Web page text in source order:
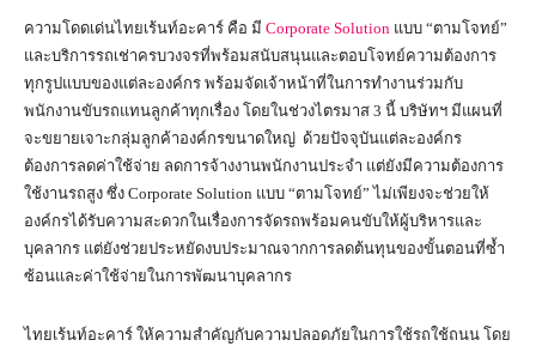
ความโดดเด่นไทยเร้นท์อะคาร์ คือ มี Corporate Solution แบบ “ตามโจทย์”
และบริการรถเช่าครบวงจรที่พร้อมสนับสนุนและตอบโจทย์ความต้องการ
ทุกรูปแบบของแต่ละองค์กร พร้อมจัดเจ้าหน้าที่ในการทำงานร่วมกับ
พนักงานขับรถแทนลูกค้าทุกเรื่อง โดยในช่วงไตรมาส 3 นี้ บริษัทฯ มีแผนที่
จะขยายเจาะกลุ่มลูกค้าองค์กรขนาดใหญ่ ด้วยปัจจุบันแต่ละองค์กร
ต้องการลดค่าใช้จ่าย ลดการจ้างงานพนักงานประจำ แต่ยังมีความต้องการ
ใช้งานรถสูง ซึ่ง Corporate Solution แบบ “ตามโจทย์” ไม่เพียงจะช่วยให้
องค์กรได้รับความสะดวกในเรื่องการจัดรถพร้อมคนขับให้ผู้บริหารและ
บุคลากร แต่ยังช่วยประหยัดงบประมาณจากการลดต้นทุนของขั้นตอนที่ซ้ำ
ซ้อนและค่าใช้จ่ายในการพัฒนาบุคลากร
ไทยเร้นท์อะคาร์ ให้ความสำคัญกับความปลอดภัยในการใช้รถใช้ถนน โดย